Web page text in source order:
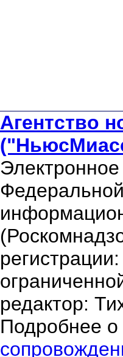
Агентство
редактор:
Подробнее